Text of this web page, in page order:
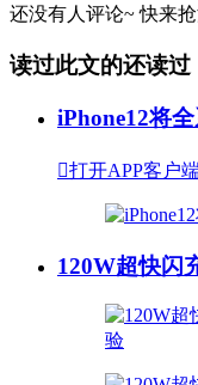
还没有人评论~ 快来
读过此文的还读过
iPhone12将
打开APP客户
120W超快闪